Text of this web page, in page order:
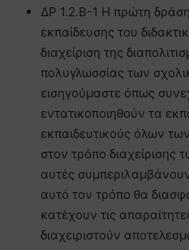
ΔΡ 1.2.Β-1 Η πρώτη δράση
εκπαίδευσης του
διαχείριση της
πολυγλωσσίας των
εισηγούμαστε όπως
εντατικοποιηθούν τα
εκπαιδευτικούς όλων
στον τρόπο
αυτές
αυτό τον τρόπο θα
κατέχουν τις
διαχειριστούν